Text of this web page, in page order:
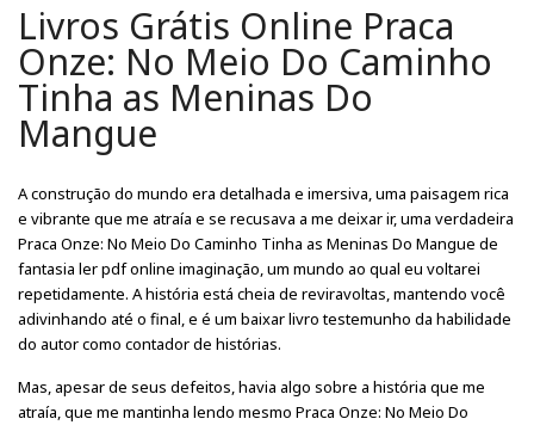
Livros Grátis Online Praca
Onze: No Meio Do Caminho
Tinha as Meninas Do
Mangue
A construção do mundo era detalhada e imersiva, uma paisagem rica
e vibrante que me atraía e se recusava a me deixar ir, uma verdadeira
Praca Onze: No Meio Do Caminho Tinha as Meninas Do Mangue de
fantasia ler pdf online imaginação, um mundo ao qual eu voltarei
repetidamente. A história está cheia de reviravoltas, mantendo você
adivinhando até o final, e é um baixar livro testemunho da habilidade
do autor como contador de histórias.
Mas, apesar de seus defeitos, havia algo sobre a história que me
atraía, que me mantinha lendo mesmo Praca Onze: No Meio Do